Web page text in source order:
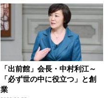
「出前館」会長・中村利江～
「必ず世の中に役立つ」と創
業